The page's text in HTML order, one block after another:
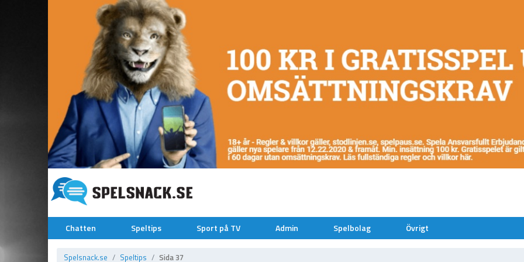
Chatten Speltips Sport på TV Admin Spelbolag Övrigt
Spelsnack.se Speltips Sida 37